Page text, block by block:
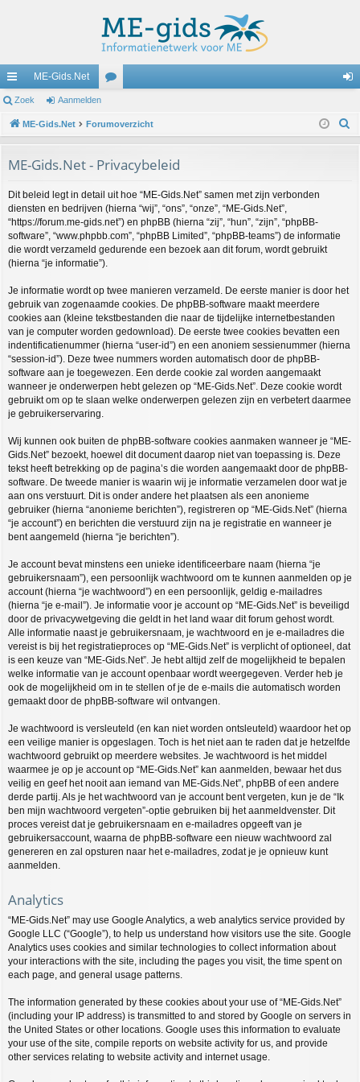
ne
lle
ks
ME-Gids.Net
u
s
m
Zoek Aanmelden
ME-Gids.Net Forumoverzicht
ME-Gids.Net - Privacybeleid
Dit beleid legt in detail uit hoe “ME-Gids.Net” samen met zijn verbonden
diensten en bedrijven (hierna “wij”, “ons”, “onze”, “ME-Gids.Net”,
“https://forum.me-gids.net”) en phpBB (hierna “zij”, “hun”, “zijn”, “phpBB-
software”, “www.phpbb.com”, “phpBB Limited”, “phpBB-teams”) de informatie
die wordt verzameld gedurende een bezoek aan dit forum, wordt gebruikt
(hierna “je informatie”).
Je informatie wordt op twee manieren verzameld. De eerste manier is door het
gebruik van zogenaamde cookies. De phpBB-software maakt meerdere
cookies aan (kleine tekstbestanden die naar de tijdelijke internetbestanden
van je computer worden gedownload). De eerste twee cookies bevatten een
indentificatienummer (hierna “user-id”) en een anoniem sessienummer (hierna
“session-id”). Deze twee nummers worden automatisch door de phpBB-
software aan je toegewezen. Een derde cookie zal worden aangemaakt
wanneer je onderwerpen hebt gelezen op “ME-Gids.Net”. Deze cookie wordt
gebruikt om op te slaan welke onderwerpen gelezen zijn en verbetert daarmee
je gebruikerservaring.
Wij kunnen ook buiten de phpBB-software cookies aanmaken wanneer je “ME-
Gids.Net” bezoekt, hoewel dit document daarop niet van toepassing is. Deze
tekst heeft betrekking op de pagina’s die worden aangemaakt door de phpBB-
software. De tweede manier is waarin wij je informatie verzamelen door wat je
aan ons verstuurt. Dit is onder andere het plaatsen als een anonieme
gebruiker (hierna “anonieme berichten”), registreren op “ME-Gids.Net” (hierna
“je account”) en berichten die verstuurd zijn na je registratie en wanneer je
bent aangemeld (hierna “je berichten”).
Je account bevat minstens een unieke identificeerbare naam (hierna “je
gebruikersnaam”), een persoonlijk wachtwoord om te kunnen aanmelden op je
account (hierna “je wachtwoord”) en een persoonlijk, geldig e-mailadres
(hierna “je e-mail”). Je informatie voor je account op “ME-Gids.Net” is beveiligd
door de privacywetgeving die geldt in het land waar dit forum gehost wordt.
Alle informatie naast je gebruikersnaam, je wachtwoord en je e-mailadres die
vereist is bij het registratieproces op “ME-Gids.Net” is verplicht of optioneel, dat
is een keuze van “ME-Gids.Net”. Je hebt altijd zelf de mogelijkheid te bepalen
welke informatie van je account openbaar wordt weergegeven. Verder heb je
ook de mogelijkheid om in te stellen of je de e-mails die automatisch worden
gemaakt door de phpBB-software wil ontvangen.
Je wachtwoord is versleuteld (en kan niet worden ontsleuteld) waardoor het op
een veilige manier is opgeslagen. Toch is het niet aan te raden dat je hetzelfde
wachtwoord gebruikt op meerdere websites. Je wachtwoord is het middel
waarmee je op je account op “ME-Gids.Net” kan aanmelden, bewaar het dus
veilig en geef het nooit aan iemand van ME-Gids.Net”, phpBB of een andere
derde partij. Als je het wachtwoord van je account bent vergeten, kun je de “Ik
ben mijn wachtwoord vergeten”-optie gebruiken bij het aanmeldvenster. Dit
proces vereist dat je gebruikersnaam en e-mailadres opgeeft van je
gebruikersaccount, waarna de phpBB-software een nieuw wachtwoord zal
genereren en zal opsturen naar het e-mailadres, zodat je je opnieuw kunt
aanmelden.
Analytics
“ME-Gids.Net” may use Google Analytics, a web analytics service provided by
Google LLC (“Google”), to help us understand how visitors use the site. Google
Analytics uses cookies and similar technologies to collect information about
your interactions with the site, including the pages you visit, the time spent on
each page, and general usage patterns.
The information generated by these cookies about your use of “ME-Gids.Net”
(including your IP address) is transmitted to and stored by Google on servers in
the United States or other locations. Google uses this information to evaluate
your use of the site, compile reports on website activity for us, and provide
other services relating to website activity and internet usage.